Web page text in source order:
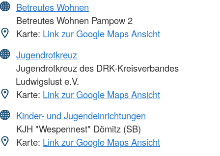
Betreutes Wohnen
Betreutes Wohnen Pampow 2
Karte: Link zur Google Maps Ansicht
Jugendrotkreuz
Jugendrotkreuz des DRK-Kreisverbandes
Ludwigslust e.V.
Karte: Link zur Google Maps Ansicht
Kinder- und Jugendeinrichtungen
KJH "Wespennest" Dömitz (SB)
Karte: Link zur Google Maps Ansicht